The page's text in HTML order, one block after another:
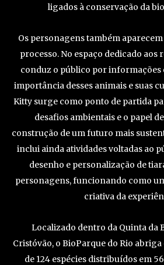
ligados à conservação da
Os personagens também
processo. No espaço dedicado aos
conduz o público por informações
importância desses animais e suas
Kitty surge como ponto de partida
desafios ambientais e o papel
construção de um futuro mais
inclui ainda atividades voltadas ao
desenho e personalização de
personagens, funcionando como
criativa da
Localizado dentro da Quinta da
Cristóvão, o BioParque do Rio
de 124 espécies distribuídos em